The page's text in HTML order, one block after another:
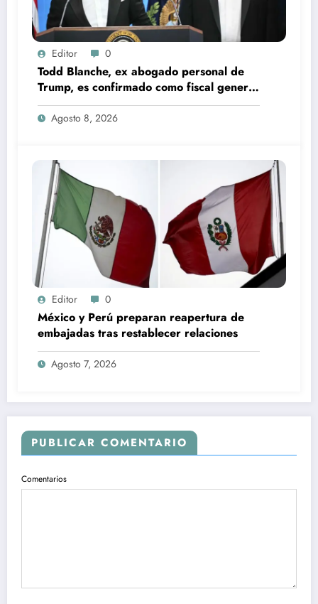
Editor 0
Todd Blanche, ex abogado personal de
Trump, es confirmado como fiscal general
de EU
Agosto 8, 2026
Editor 0
México y Perú preparan reapertura de
embajadas tras restablecer relaciones
Agosto 7, 2026
PUBLICAR COMENTARIO
Comentarios